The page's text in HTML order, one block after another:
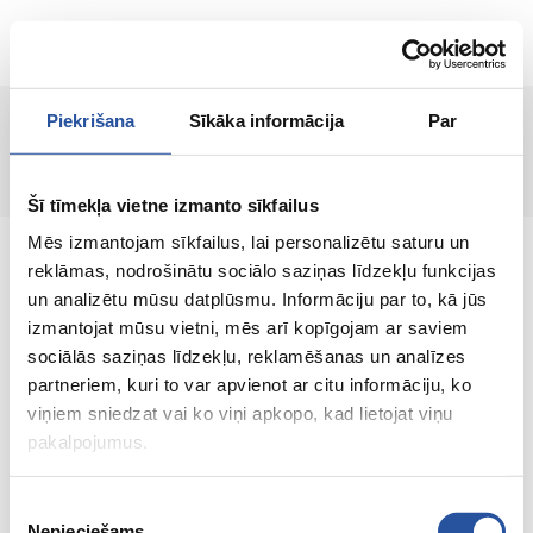
Piekrišana Sīkāka informācija Par
Šī tīmekļa vietne izmanto sīkfailus
Mēs izmantojam sīkfailus, lai personalizētu saturu un
reklāmas, nodrošinātu sociālo saziņas līdzekļu funkcijas
un analizētu mūsu datplūsmu. Informāciju par to, kā jūs
izmantojat mūsu vietni, mēs arī kopīgojam ar saviem
sociālās saziņas līdzekļu, reklamēšanas un analīzes
partneriem, kuri to var apvienot ar citu informāciju, ko
viņiem sniedzat vai ko viņi apkopo, kad lietojat viņu
pakalpojumus.
EN
Page not found!
An online store with great prices and quality
products, where customer satisfaction is our
main value.
Everything for your home and
garden!